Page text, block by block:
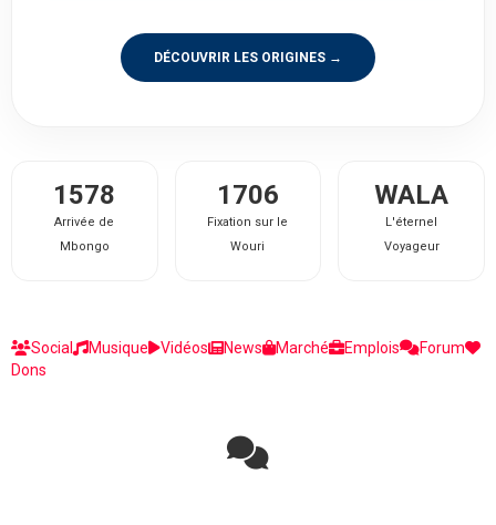
DÉCOUVRIR LES ORIGINES →
1578
Arrivée de
Mbongo
1706
Fixation sur le
Wouri
WALA
L'éternel
Voyageur
Social Musique Vidéos News Marché Emplois
Forum
Dons